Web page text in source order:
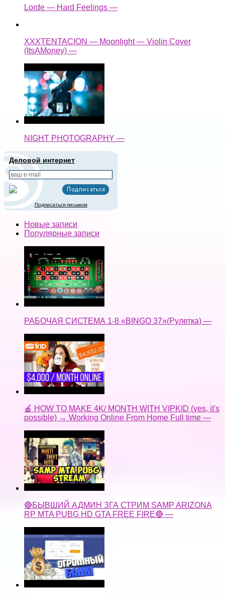
Lorde — Hard Feelings —
XXXTENTACION — Moonlight — Violin Cover
(ItsAMoney) —
NIGHT PHOTOGRAPHY —
Деловой интернет
Подписаться письмом
Новые записи
Популярные записи
РАБОЧАЯ СИСТЕМА 1-8 «BINGO 37»(Рулетка) —
🍎 HOW TO MAKE 4K/ MONTH WITH VIPKID (yes, it's
possible) → Working Online From Home Full time —
🔴БЫВШИЙ АДМИН ЗГА СТРИМ SAMP ARIZONA
RP MTA PUBG HD GTA FREE FIRE🔴 —